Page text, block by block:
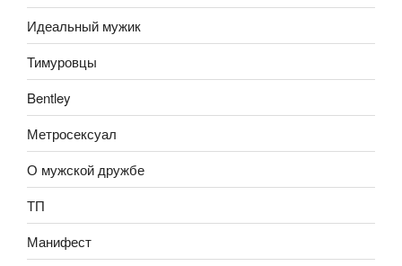
Идеальный мужик
Тимуровцы
Bentley
Метросексуал
О мужской дружбе
ТП
Манифест